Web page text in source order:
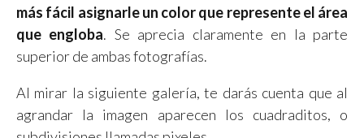
más fácil asignarle un color que represente el área
que engloba. Se aprecia claramente en la parte
superior de ambas fotografías.
Al mirar la siguiente galería, te darás cuenta que al
agrandar la imagen aparecen los cuadraditos, o